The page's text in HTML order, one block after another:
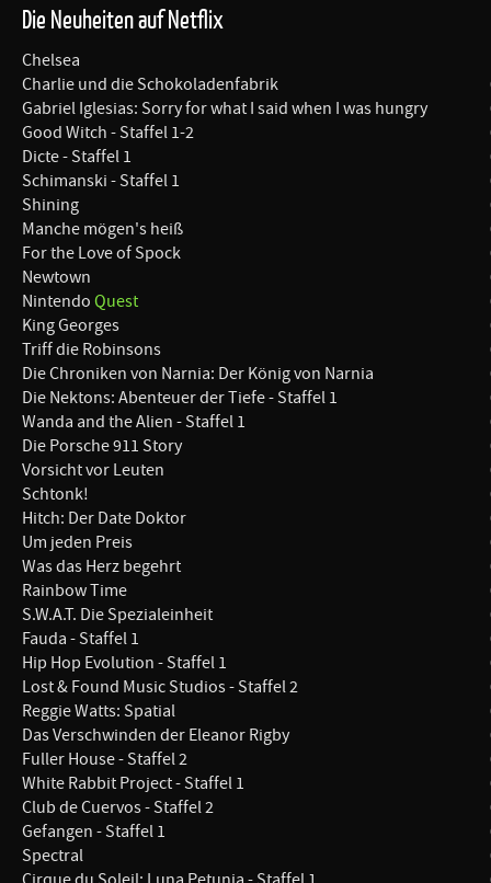
Die Neuheiten auf Netflix
Chelsea
Charlie und die Schokoladenfabrik
Gabriel Iglesias: Sorry for what I said when I was hungry
Good Witch - Staffel 1-2
Dicte - Staffel 1
Schimanski - Staffel 1
Shining
Manche mögen's heiß
For the Love of Spock
Newtown
Nintendo Quest
King Georges
Triff die Robinsons
Die Chroniken von Narnia: Der König von Narnia
Die Nektons: Abenteuer der Tiefe - Staffel 1
Wanda and the Alien - Staffel 1
Die Porsche 911 Story
Vorsicht vor Leuten
Schtonk!
Hitch: Der Date Doktor
Um jeden Preis
Was das Herz begehrt
Rainbow Time
S.W.A.T. Die Spezialeinheit
Fauda - Staffel 1
Hip Hop Evolution - Staffel 1
Lost & Found Music Studios - Staffel 2
Reggie Watts: Spatial
Das Verschwinden der Eleanor Rigby
Fuller House - Staffel 2
White Rabbit Project - Staffel 1
Club de Cuervos - Staffel 2
Gefangen - Staffel 1
Spectral